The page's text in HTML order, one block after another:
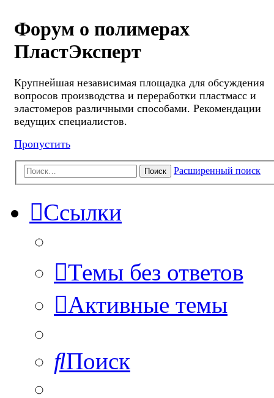
Форум о полимерах
ПластЭксперт
Крупнейшая независимая площадка для обсуждения
вопросов производства и переработки пластмасс и
эластомеров различными способами. Рекомендации
ведущих специалистов.
Пропустить
Поиск Расширенный поиск
Ссылки
Темы без ответов
Активные темы
Поиск